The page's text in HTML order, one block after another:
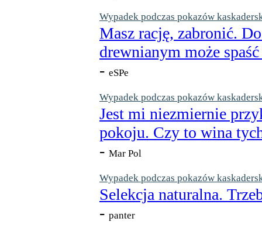
Wypadek podczas pokazów
Masz rację, zabronić.
drewnianym może
- eSPe
Wypadek podczas pokazów
Jest mi niezmiernie
pokoju. Czy to wina
- Mar Pol
Wypadek podczas pokazów
Selekcja naturalna.
- panter